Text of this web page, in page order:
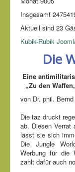
Insgesamt
Aktuell sind 23
Kubik-Rubik
Die
Eine
„Zu den
von Dr. phil.
Die taz druckt
ab. Diesen Verrat
lässt sie sich
Die Jungle
Werbung für die
zahlt dafür auch